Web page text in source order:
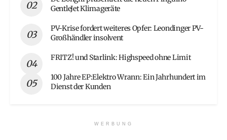
GentleJet Klimageräte
PV-Krise fordert weiteres Opfer: Leondinger PV-
Großhändler insolvent
FRITZ! und Starlink: Highspeed ohne Limit
100 Jahre EP:Elektro Wrann: Ein Jahrhundert im
Dienst der Kunden
WERBUNG